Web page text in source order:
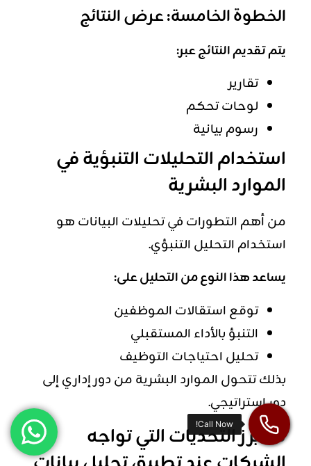
الخطوة الخامسة: عرض النتائج
يتم تقديم النتائج عبر:
تقارير
لوحات تحكم
رسوم بيانية
استخدام التحليلات التنبؤية في
الموارد البشرية
من أهم التطورات في تحليلات البيانات هو
استخدام التحليل التنبؤي.
يساعد هذا النوع من التحليل على:
توقع استقالات الموظفين
التنبؤ بالأداء المستقبلي
تحليل احتياجات التوظيف
بذلك تتحول الموارد البشرية من دور إداري إلى
دور استراتيجي.
ما أبرز التحديات التي تواجه